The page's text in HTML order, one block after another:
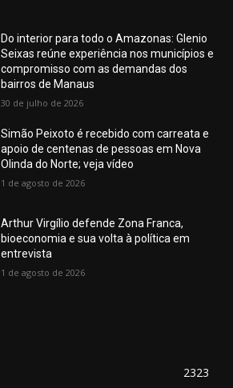
Do interior para todo o Amazonas: Glenio
Seixas reúne experiência nos municípios e
compromisso com as demandas dos
bairros de Manaus
30 de julho de 2026
Simão Peixoto é recebido com carreata e
apoio de centenas de pessoas em Nova
Olinda do Norte; veja vídeo
1 de agosto de 2026
Arthur Virgílio defende Zona Franca,
bioeconomia e sua volta à política em
entrevista
1 de agosto de 2026
2323